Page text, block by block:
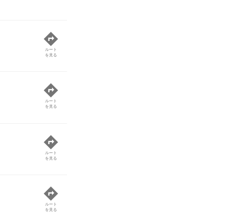
ルート
を見る
ルート
を見る
ルート
を見る
ルート
を見る